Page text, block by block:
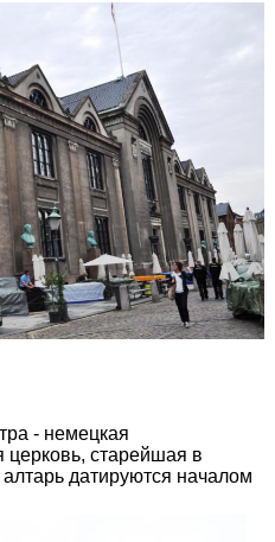
- немецкая
церковь, старейшая в
датируются началом